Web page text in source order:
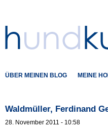
ÜBER MEINEN BLOG MEINE
Waldmüller, Ferdinand
28. November 2011 - 10:58